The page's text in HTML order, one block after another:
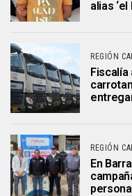
alias ‘el
REGIÓN
REGIÓN
En